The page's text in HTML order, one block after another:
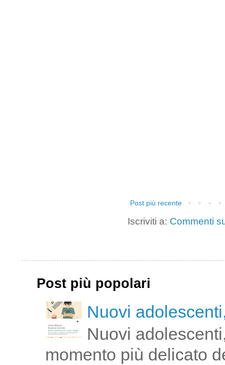
Post più recente
Iscriviti a: Commenti
Post più popolari
Nuovi
Nuovi
momento più delicato